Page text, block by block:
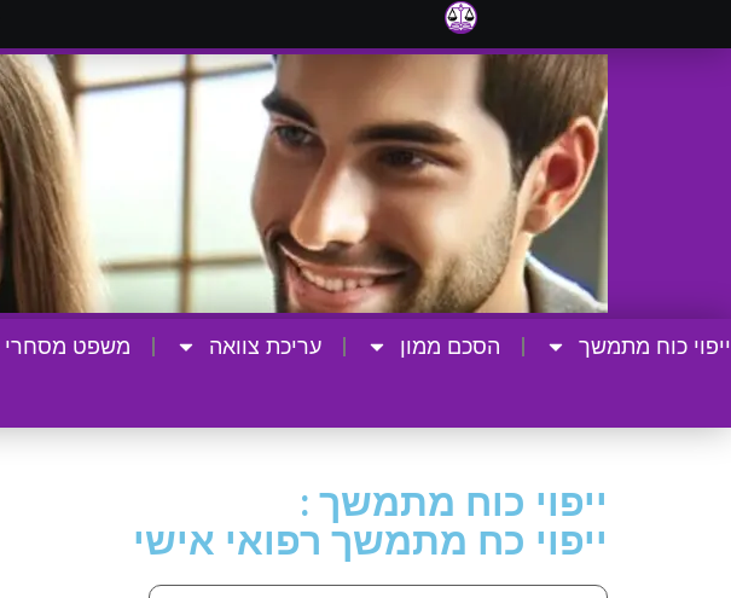
ייפוי כוח מתמשך הסכם ממון עריכת צוואה משפט מסחרי
ייפוי כוח מתמשך :
ייפוי כח מתמשך רפואי אישי